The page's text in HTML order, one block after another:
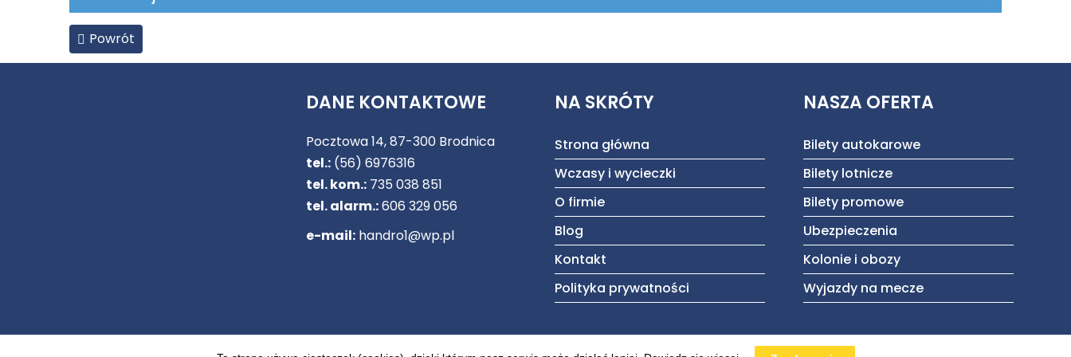
Powrót
DANE KONTAKTOWE
Pocztowa 14, 87-300 Brodnica
tel.: (56) 6976316
tel. kom.: 735 038 851
tel. alarm.:606 329 056
e-mail: handro1@wp.pl
NA SKRÓTY
Strona główna
Wczasy i wycieczki
O firmie
Blog
Kontakt
Polityka prywatności
NASZA OFERTA
Bilety autokarowe
Bilety lotnicze
Bilety promowe
Ubezpieczenia
Kolonie i obozy
Wyjazdy na mecze